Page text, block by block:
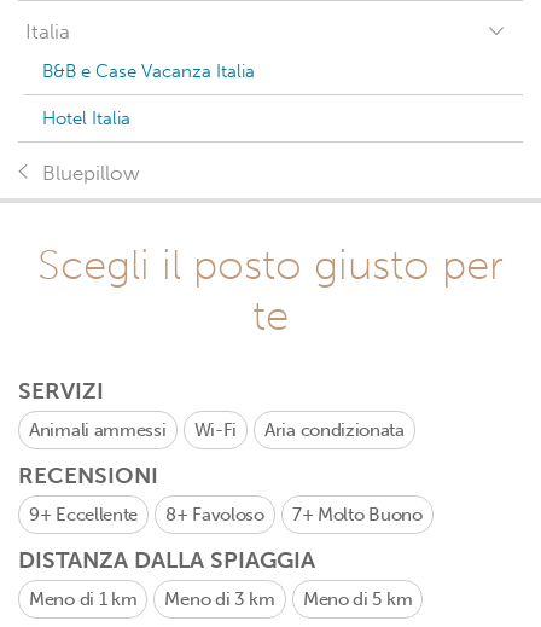
Italia
B&B e Case Vacanza Italia
Hotel Italia
Bluepillow
Scegli il posto giusto per
te
SERVIZI
Animali ammessi Wi-Fi Aria condizionata
RECENSIONI
9+ Eccellente 8+ Favoloso 7+ Molto Buono
DISTANZA DALLA SPIAGGIA
Meno di 1 km Meno di 3 km Meno di 5 km